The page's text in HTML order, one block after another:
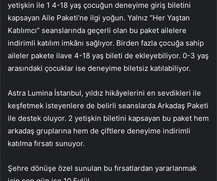
yetişkin ile 1 4-18 yaş çocuğun deneyime giriş biletini
kapsayan Aile Paketi’ne ilgi yoğun. Yalnız “Her Yaştan
Katılımcı” seanslarında geçerli olan bu paket ailelere
indirimli katılım imkânı sağlıyor. Birden fazla çocuğa sahip
aileler pakete ilave 4-18 yaş bileti de ekleyebiliyor. 0-3 yaş
arasındaki çocuklar ise deneyime biletsiz katılabiliyor.
Astra Lumina İstanbul, yıldız hikâyelerini en sevdikleri ile
keşfetmek isteyenlere de belirli seanslarda Arkadaş Paketi
ile destek oluyor. 2 yetişkin biletini kapsayan bu paket hem
arkadaş gruplarına hem de çiftlere deneyime indirimli
katılma fırsatı sunuyor.
Şehre dönüşe özel sunulan bu fırsatlardan yararlanmak